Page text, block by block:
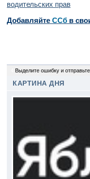
водительских прав
Добавляйте CСб в
Выделите ошибку и
КАРТИНА ДНЯ